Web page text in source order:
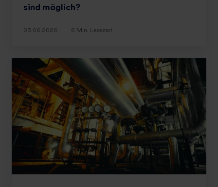
sind möglich?
03.06.2026 6 Min. Lesezeit